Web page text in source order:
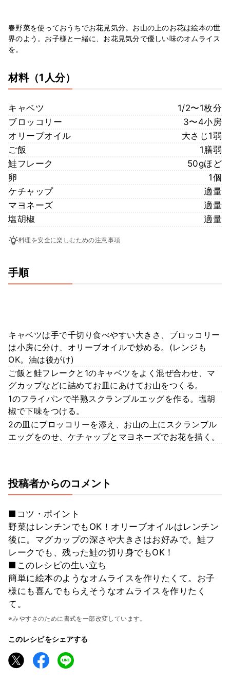
春野菜を使っておうちでお花見気分。お山の上のお花は絵本の世
界のよう。お子様と一緒に、お花見気分で優しい味のオムライス
を。
材料（1人分）
キャベツ
1/2〜1枚分
ブロッコリー
3〜4小房
オリーブオイル
大さじ1弱
ご飯
1膳弱
鮭フレーク
50gほど
卵
1個
ケチャップ
適量
マヨネーズ
適量
塩胡椒
適量
料理を安全に楽しむための注意事項
手順
キャベツは手で千切り食べやすい大きさ、ブロッコリー
は小房に分け、オリーブオイルで炒める。(レンジも
OK。油は後がけ)
ご飯と鮭フレークと1のキャベツをよく混ぜ合わせ、マ
グカップなどに詰めてお皿にあけてお山をつくる。
1のフライパンで半熟スクランブルエッグを作る。塩胡
椒で下味をつける。
2の皿にブロッコリーを添え、お山の上にスクランブル
エッグをのせ、ケチャップとマヨネーズでお花を描く。
投稿者からのコメント
■コツ・ポイント
野菜はレンチンでもOK！オリーブオイルはレンチン
後に。マグカップの深さや大きさはお好みで。鮭フ
レークでも、残った鮭の切り身でもOK！
■このレシピの生い立ち
簡単に絵本のようなオムライスを作りたくて。お子
様にも喜んでもらえそうなオムライスを作りたく
て。
※みやすさのために書式を一部改変しています。
このレシピをシェアする